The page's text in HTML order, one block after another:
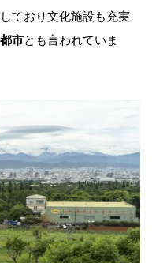
ており文化施設も充実
市とも言われていま